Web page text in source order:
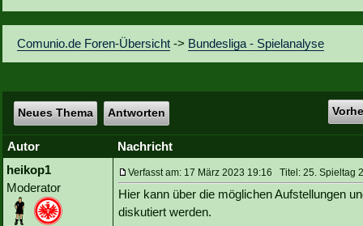
Vereinsdiskussion
Vereinsfragen
Comunio.de Foren-Übersicht -> Bundesliga - Spielanalyse
Neues Thema Antworten
Autor
Nachricht
heikop1
Moderator
Verfasst am: 17 März 2023 19:16 Titel: 25. Spieltag
Hier kann über die möglichen Aufstellungen
diskutiert werden.